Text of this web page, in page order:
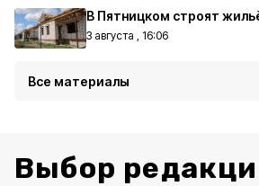
В Пятницком строят
3 августа , 16:06
Все материалы
Выбор